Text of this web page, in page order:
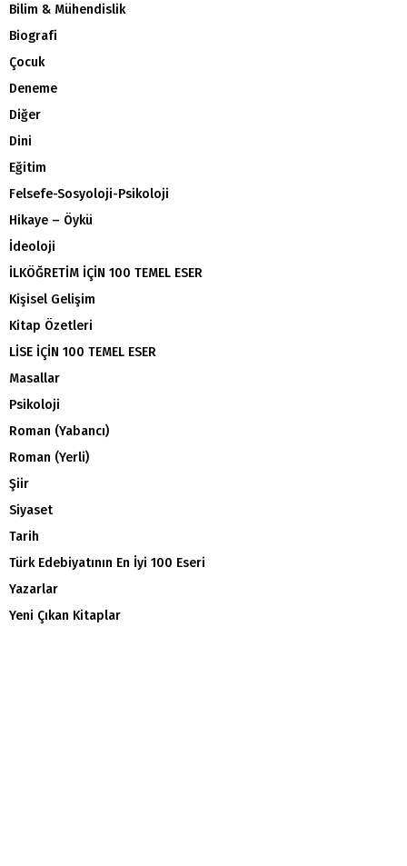
Bilim & Mühendislik
Biografi
Çocuk
Deneme
Diğer
Dini
Eğitim
Felsefe-Sosyoloji-Psikoloji
Hikaye – Öykü
İdeoloji
İLKÖĞRETİM İÇİN 100 TEMEL ESER
Kişisel Gelişim
Kitap Özetleri
LİSE İÇİN 100 TEMEL ESER
Masallar
Psikoloji
Roman (Yabancı)
Roman (Yerli)
Şiir
Siyaset
Tarih
Türk Edebiyatının En İyi 100 Eseri
Yazarlar
Yeni Çıkan Kitaplar